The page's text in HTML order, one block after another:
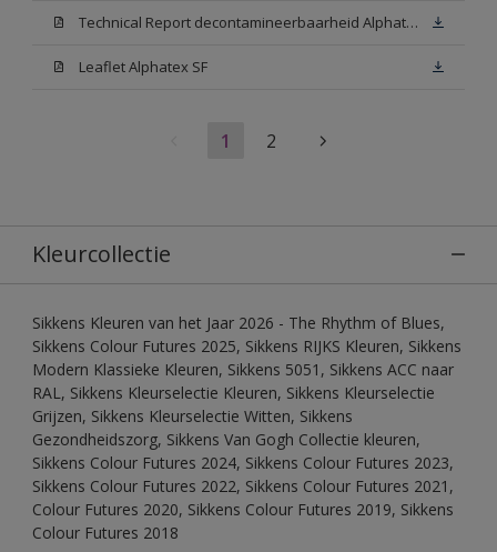
Technical Report decontamineerbaarheid Alphatex SF
Leaflet Alphatex SF
1 2
Kleurcollectie
Sikkens Kleuren van het Jaar 2026 - The Rhythm of Blues,
Sikkens Colour Futures 2025, Sikkens RIJKS Kleuren, Sikkens
Modern Klassieke Kleuren, Sikkens 5051, Sikkens ACC naar
RAL, Sikkens Kleurselectie Kleuren, Sikkens Kleurselectie
Grijzen, Sikkens Kleurselectie Witten, Sikkens
Gezondheidszorg, Sikkens Van Gogh Collectie kleuren,
Sikkens Colour Futures 2024, Sikkens Colour Futures 2023,
Sikkens Colour Futures 2022, Sikkens Colour Futures 2021,
Colour Futures 2020, Sikkens Colour Futures 2019, Sikkens
Colour Futures 2018